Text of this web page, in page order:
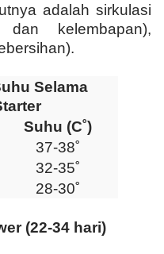
adalah sirkulasi
kelembapan),
Selama
Suhu (C˚)
37-38˚
32-35˚
28-30˚
(22-34 hari)